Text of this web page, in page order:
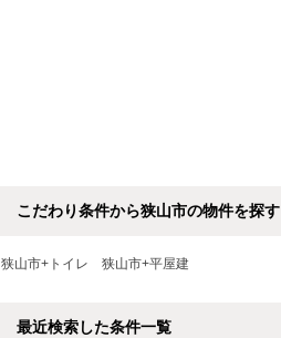
こだわり条件から狭山市の物件を探す
狭山市+トイレ 狭山市+平屋建
最近検索した条件一覧